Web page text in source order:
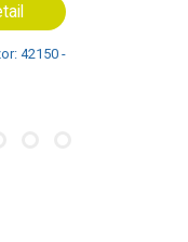
42150 -